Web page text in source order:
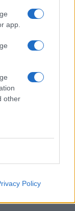
app.
other
Policy
|Segnala